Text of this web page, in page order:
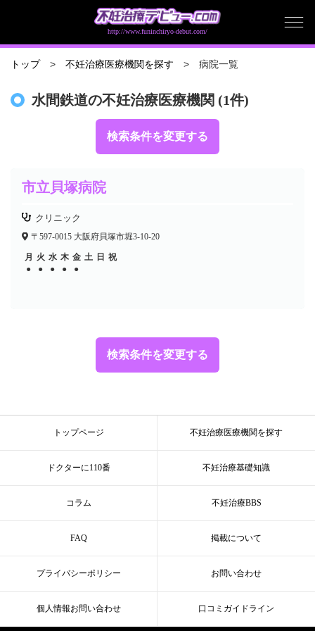
http://www.funinchiryo-debut.com/
トップ 不妊治療医療機関を探す 病院一覧
検索条件を変更する
水間鉄道の不妊治療医療機関 (1件)
検索条件を変更する
市立貝塚病院
クリニック
〒597-0015 大阪府貝塚市堀3-10-20
月 火 水 木 金 土 日 祝
●
● ● ● ●
トップページ 不妊治療医療機関を探す
ドクターに110番 不妊治療基礎知識
コラム 不妊治療BBS
FAQ 掲載について
プライバシーポリシー お問い合わせ
個人情報お問い合わせ 口コミガイドライン